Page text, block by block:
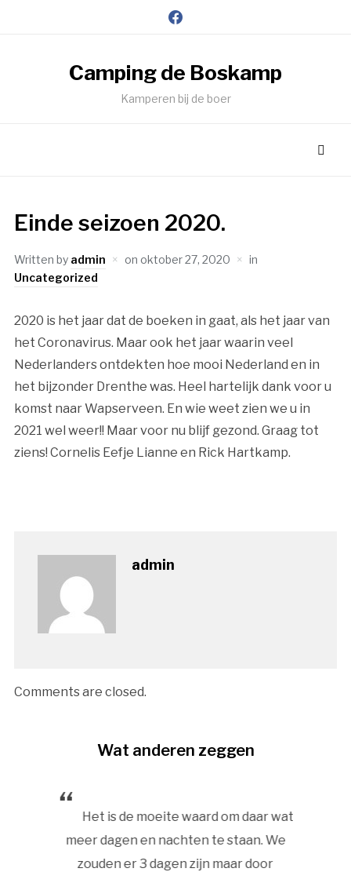
facebook
Camping de Boskamp
Kamperen bij de boer
Einde seizoen 2020.
Written by admin on oktober 27, 2020
in
Uncategorized
2020 is het jaar dat de boeken in gaat, als het jaar van
het Coronavirus. Maar ook het jaar waarin veel
Nederlanders ontdekten hoe mooi Nederland en in
het bijzonder Drenthe was. Heel hartelijk dank voor u
komst naar Wapserveen. En wie weet zien we u in
2021 wel weer!! Maar voor nu blijf gezond. Graag tot
ziens! Cornelis Eefje Lianne en Rick Hartkamp.
admin
Comments are closed.
Wat anderen zeggen
Het is de moeite waard om daar wat
meer dagen en nachten te staan. We
zouden er 3 dagen zijn maar door